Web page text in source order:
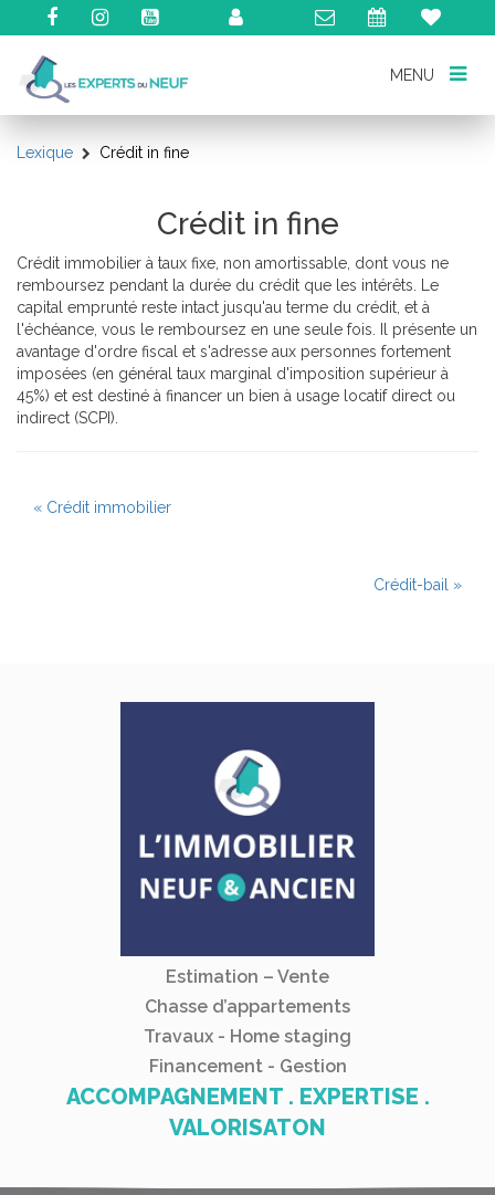
MENU
MENU
Lexique Crédit in fine
Crédit in fine
Crédit immobilier à taux fixe, non amortissable, dont vous ne
remboursez pendant la durée du crédit que les intérêts. Le
capital emprunté reste intact jusqu'au terme du crédit, et à
l'échéance, vous le remboursez en une seule fois. Il présente un
avantage d'ordre fiscal et s'adresse aux personnes fortement
imposées (en général taux marginal d'imposition supérieur à
45%) et est destiné à financer un bien à usage locatif direct ou
indirect (SCPI).
« Crédit immobilier
Crédit-bail »
Estimation – Vente
Chasse d’appartements
Travaux - Home staging
Financement - Gestion
ACCOMPAGNEMENT . EXPERTISE .
VALORISATON